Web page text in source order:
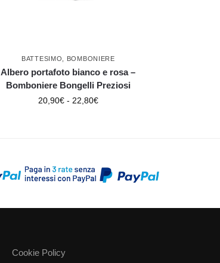
BATTESIMO BOMBONIERE
Albero portafoto bianco e rosa –
Bomboniere Bongelli Preziosi
20,90€ - 22,80€
Cookie Policy